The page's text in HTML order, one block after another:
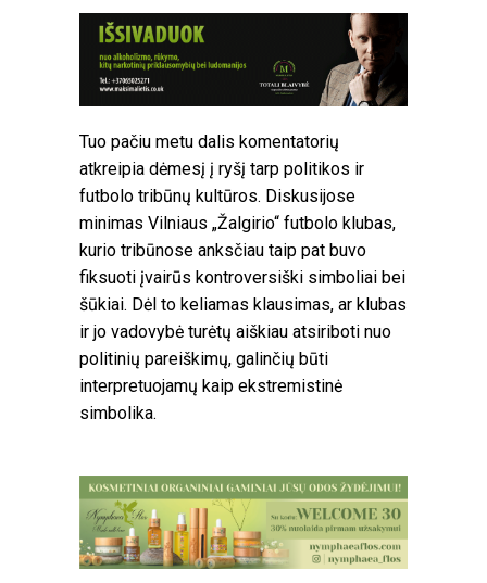
Tuo pačiu metu dalis komentatorių
atkreipia dėmesį į ryšį tarp politikos ir
futbolo tribūnų kultūros. Diskusijose
minimas Vilniaus „Žalgirio“ futbolo klubas,
kurio tribūnose anksčiau taip pat buvo
fiksuoti įvairūs kontroversiški simboliai bei
šūkiai. Dėl to keliamas klausimas, ar klubas
ir jo vadovybė turėtų aiškiau atsiriboti nuo
politinių pareiškimų, galinčių būti
interpretuojamų kaip ekstremistinė
simbolika.